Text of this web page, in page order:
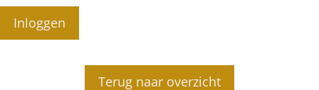
Inloggen
Terug naar overzicht